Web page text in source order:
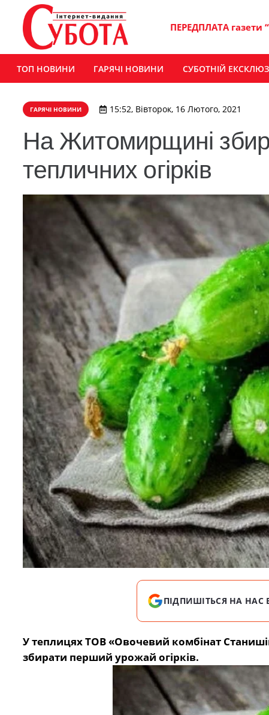
ПЕРЕДПЛАТА газети
ТОП НОВИНИ ГАРЯЧІ НОВИНИ СУБОТНІЙ
ГАРЯЧІ НОВИНИ 15:52, Вівторок, 16 Лютого, 2021
На Житомирщині
тепличних огірків
ПІДПИШІТЬСЯ НА НАС В
У теплицях ТОВ «Овочевий комбінат
збирати перший урожай огірків.